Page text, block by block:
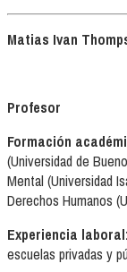
Matias Ivan
Profesor
Formación
(Universidad de
Mental (Universidad
Derechos Humanos
Experiencia laboral:
escuelas privadas y